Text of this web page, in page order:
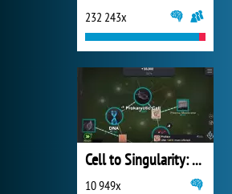
232 243x
Cell to Singularity: Evolution
10 949x